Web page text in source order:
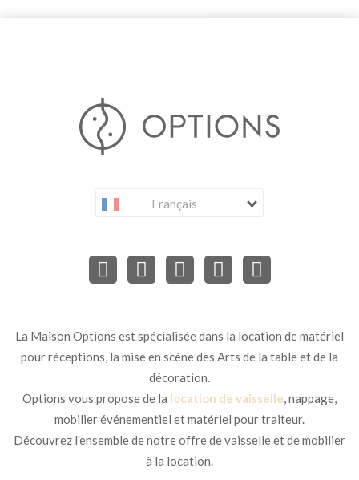
Français
La Maison Options est spécialisée dans la location de matériel
pour réceptions, la mise en scène des Arts de la table et de la
décoration.
Options vous propose de la location de vaisselle, nappage,
mobilier événementiel et matériel pour traiteur.
Découvrez l'ensemble de notre offre de vaisselle et de mobilier
à la location.